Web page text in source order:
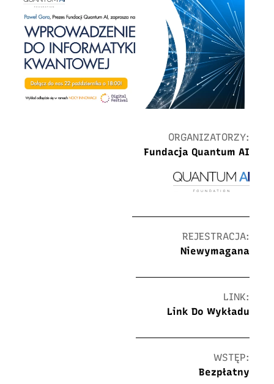
ORGANIZATORZY:
Fundacja Quantum AI
REJESTRACJA:
Niewymagana
LINK:
Link Do Wykładu
WSTĘP:
Bezpłatny